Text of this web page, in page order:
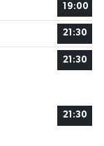
19:00
21:30
21:30
21:30